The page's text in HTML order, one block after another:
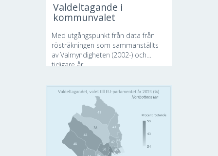
Valdeltagande i
kommunvalet
Med utgångspunkt från data från
rösträkningen som sammanställts
av Valmyndigheten (2002-) och
tidigare år...